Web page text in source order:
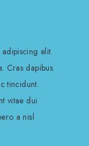
elit.
Cras dapibus
tincidunt.
vitae dui
a nisl